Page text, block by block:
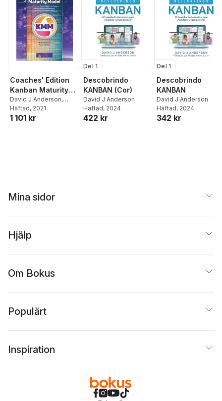
Coaches' Edition
Kanban Maturity
Model
David J Anderson,
Teodora Bozheva
Häftad, 2021
1 101 kr
Del 1
Descobrindo
KANBAN (Cor)
David J Anderson
Häftad, 2024
422 kr
Del 1
Descobrindo
KANBAN
David J Anderson
Häftad, 2024
342 kr
Mina sidor
Hjälp
Om Bokus
Populärt
Inspiration